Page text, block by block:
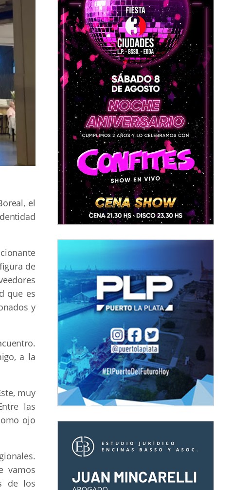
el
de
que es
y
a la
muy
las
ojo
vamos
de los